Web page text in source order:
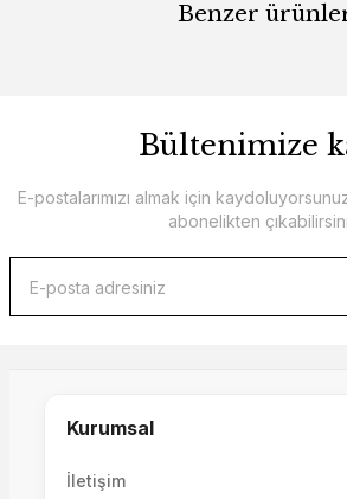
Benzer
20.000,00 TL
Bültenimize
E-postalarımızı almak için
abonelikten
Kurumsal
İletişim